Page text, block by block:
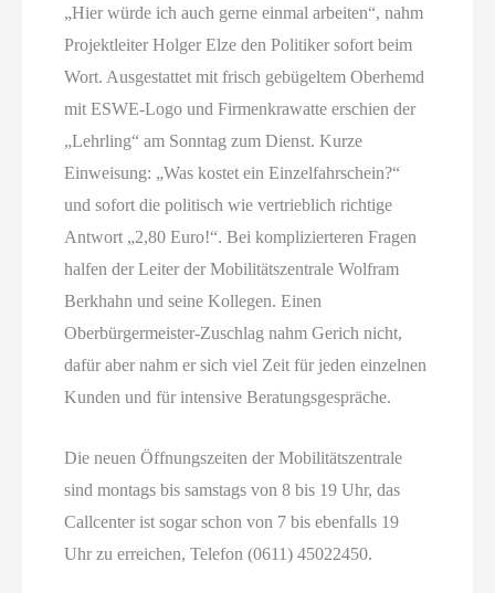
„Hier würde ich auch gerne einmal arbeiten“, nahm
Projektleiter Holger Elze den Politiker sofort beim
Wort. Ausgestattet mit frisch gebügeltem Oberhemd
mit ESWE-Logo und Firmenkrawatte erschien der
„Lehrling“ am Sonntag zum Dienst. Kurze
Einweisung: „Was kostet ein Einzelfahrschein?“
und sofort die politisch wie vertrieblich richtige
Antwort „2,80 Euro!“. Bei komplizierteren Fragen
halfen der Leiter der Mobilitätszentrale Wolfram
Berkhahn und seine Kollegen. Einen
Oberbürgermeister-Zuschlag nahm Gerich nicht,
dafür aber nahm er sich viel Zeit für jeden einzelnen
Kunden und für intensive Beratungsgespräche.
Die neuen Öffnungszeiten der Mobilitätszentrale
sind montags bis samstags von 8 bis 19 Uhr, das
Callcenter ist sogar schon von 7 bis ebenfalls 19
Uhr zu erreichen, Telefon (0611) 45022450.